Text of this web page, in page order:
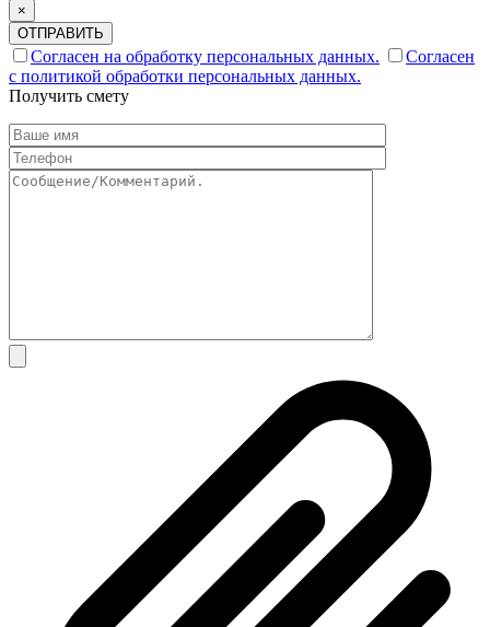
×
ОТПРАВИТЬ
Согласен на обработку персональных данных.
Согласен
с политикой обработки персональных данных.
Получить смету